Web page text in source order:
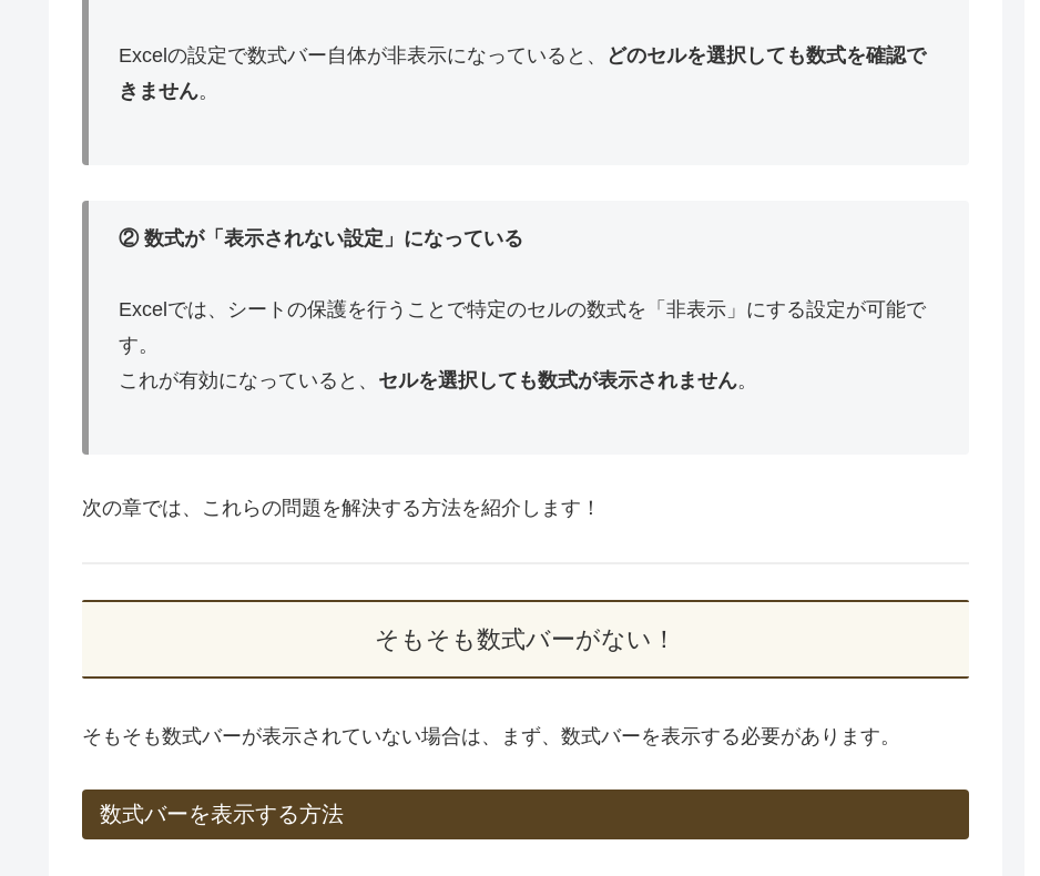
Excelの設定で数式バー自体が非表示になっていると、
どのセルを選択しても数式を確認で
きません。
② 数式が「表示されない設定」になっている
Excelでは、シートの保護を行うことで特定のセルの数式を「非表示」にする設定が可能で
す。
これが有効になっていると、 セルを選択しても数式が表示されません。
次の章では、これらの問題を解決する方法を紹介します！
そもそも数式バーがない！
そもそも数式バーが表示されていない場合は、まず、数式バーを表示する必要があります。
数式バーを表示する方法